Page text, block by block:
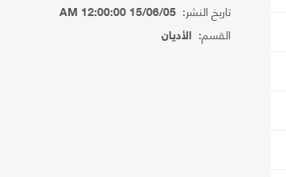
تاريخ النشر: 15/06/05 12:00:00 AM
القسم: الأديان